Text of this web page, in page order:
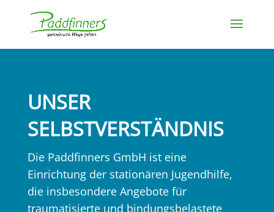
UNSER
SELBSTVERSTÄNDNIS
Die Paddfinners GmbH ist eine
Einrichtung der stationären Jugendhilfe,
die insbesondere Angebote für
traumatisierte und bindungsbelastete